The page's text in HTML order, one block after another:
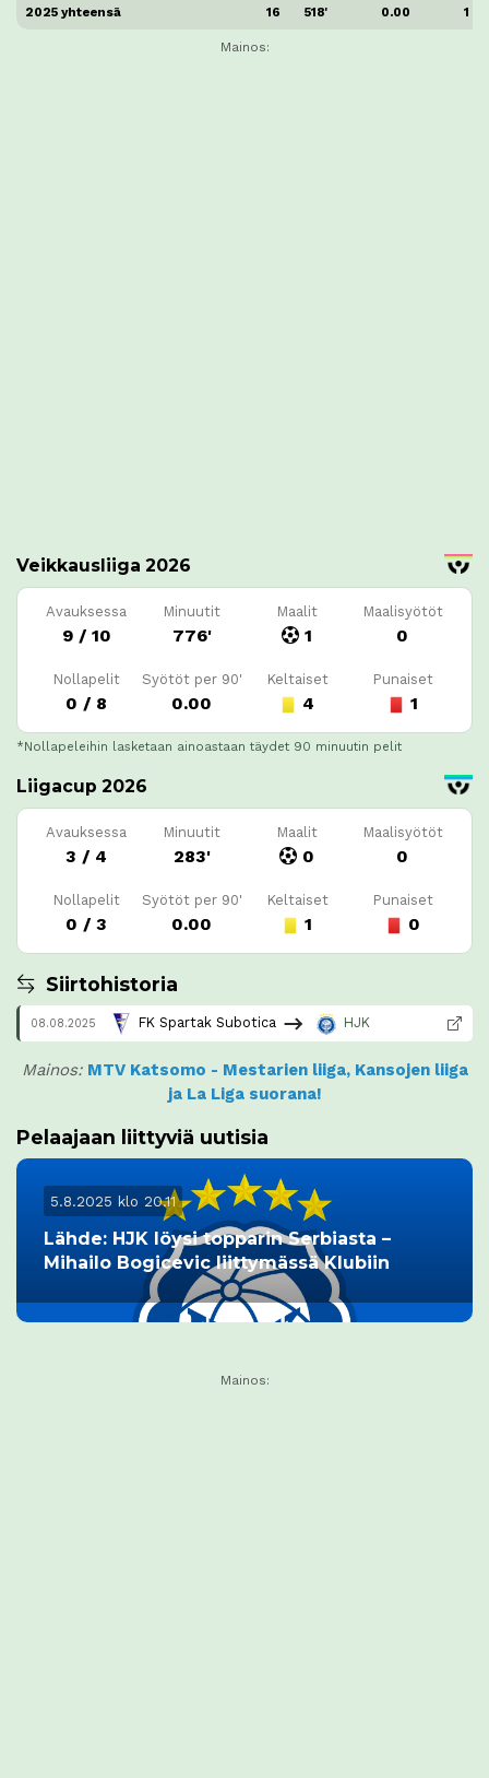
2025 yhteensä 16 518' 0.00 1
Mainos:
Veikkausliiga 2026
Avauksessa
9 / 10
Minuutit
776'
Maalit
1
Maalisyötöt
0
Nollapelit
0 / 8
Syötöt per 90'
0.00
Keltaiset
4
Punaiset
1
*Nollapeleihin lasketaan ainoastaan täydet 90 minuutin pelit
Liigacup 2026
Avauksessa
3 / 4
Minuutit
283'
Maalit
0
Maalisyötöt
0
Nollapelit
0 / 3
Syötöt per 90'
0.00
Keltaiset
1
Punaiset
0
Siirtohistoria
08.08.2025 FK Spartak Subotica HJK
Mainos: MTV Katsomo - Mestarien liiga, Kansojen liiga
ja La Liga suorana!
Pelaajaan liittyviä uutisia
5.8.2025 klo 20.11
Lähde: HJK löysi topparin Serbiasta –
Mihailo Bogicevic liittymässä Klubiin
Mainos: